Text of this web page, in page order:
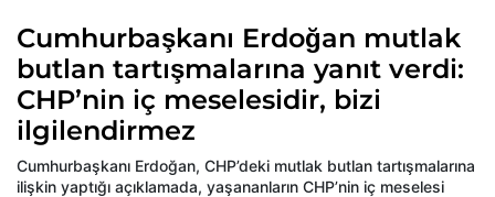
Cumhurbaşkanı Erdoğan mutlak
butlan tartışmalarına yanıt verdi:
CHP’nin iç meselesidir, bizi
ilgilendirmez
Cumhurbaşkanı Erdoğan, CHP’deki mutlak butlan tartışmalarına
ilişkin yaptığı açıklamada, yaşananların CHP’nin iç meselesi